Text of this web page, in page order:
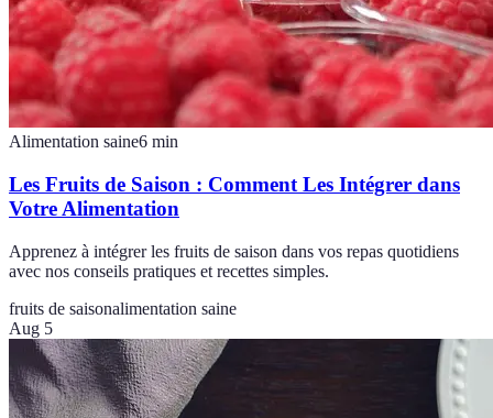
Alimentation saine6 min
Les Fruits de Saison : Comment Les Intégrer dans
Votre Alimentation
Apprenez à intégrer les fruits de saison dans vos repas quotidiens
avec nos conseils pratiques et recettes simples.
fruits de saisonalimentation saine
Aug 5